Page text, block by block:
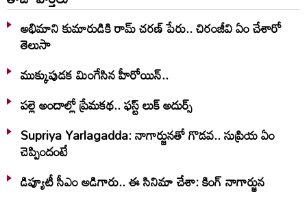
అభిమాని కుమారుడికి రామ్ చరణ్ పేరు.. చిరంజీవి ఏం చేశారో
తెలుసా
ముక్కుపుడక మింగేసిన హీరోయిన్..
పల్లె అందాల్లో ప్రేమకథ.. ఫస్ట్ లుక్ అదుర్స్
Supriya Yarlagadda: నాగార్జునతో గొడవ.. సుప్రియ ఏం
చెప్పిందంటే
డిప్యూటీ సీఎం అడిగారు.. ఈ సినిమా చేశా: కింగ్ నాగార్జున